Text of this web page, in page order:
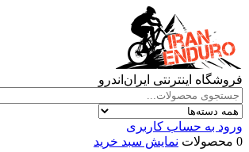
فروشگاه اینترنتی ایران‌اندرو
ورود به حساب کاربری
0 محصولات
نمایش سبد خرید